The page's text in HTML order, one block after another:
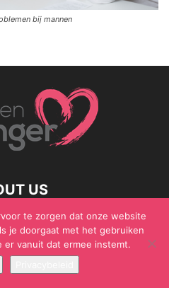
bij mannen
US
- Gericht Media 2017 - 2021
te zorgen dat onze website
je doorgaat met het gebruiken
er vanuit dat ermee instemt.